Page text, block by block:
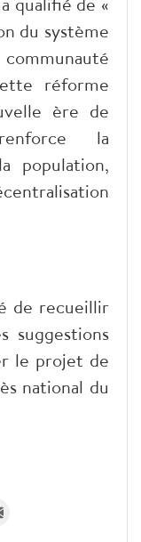
du système
réforme
ère de
la
population,
de recueillir
suggestions
le projet de
national du